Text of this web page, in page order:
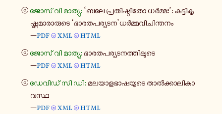
⦾ജോസ് വി മാ​ത്യു: ‘ബലേ പ്ര​തി​ഷ്ഠി​തോ ധർ​മ്മഃ’: കു​ട്ടി​കൃ​
ഷ്ണ​മാ​രാ​രു​ടെ ‘ഭാ​ര​ത​പ​ര്യ​ടന’ധർ​മ്മ​വി​ചി​ന്ത​നം
—pdf ⦾ xml ⦾ html
⦾ജോസ് വി മാ​ത്യു: ഭാ​ര​ത​പ​ര്യ​ട​ന​ത്തി​ലൂ​ടെ
—pdf ⦾ xml ⦾ html
⦾ഡേ​വി​ഡ് സി ഡി: മല​യാ​ള​ഭാ​ഷ​യു​ടെ താൽ​ക്കാ​ലി​കാ​
വ​സ്ഥ
—pdf ⦾ xml ⦾ html